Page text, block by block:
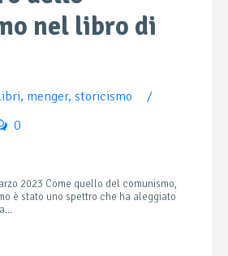
nel libro di
, menger, storicismo
/
0
2023 Come quello del comunismo,
è stato uno spettro che ha aleggiato